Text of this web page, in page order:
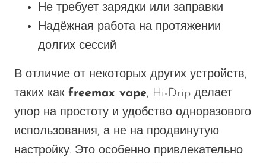
Не требует зарядки или заправки
Надёжная работа на протяжении
долгих сессий
В отличие от некоторых других устройств,
таких как freemax vape, Hi-Drip делает
упор на простоту и удобство одноразового
использования, а не на продвинутую
настройку. Это особенно привлекательно